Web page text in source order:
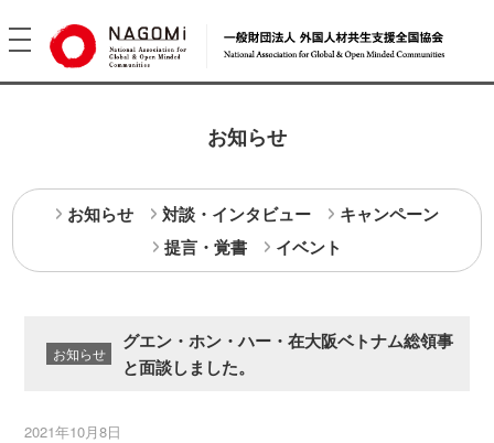
toggle
navigation
お知らせ
お知らせ 対談・インタビュー
キャンペーン
提言・覚書
イベント
お知らせ
グエン・ホン・ハー・在大阪ベトナム総領事
と面談しました。
2021年10月8日